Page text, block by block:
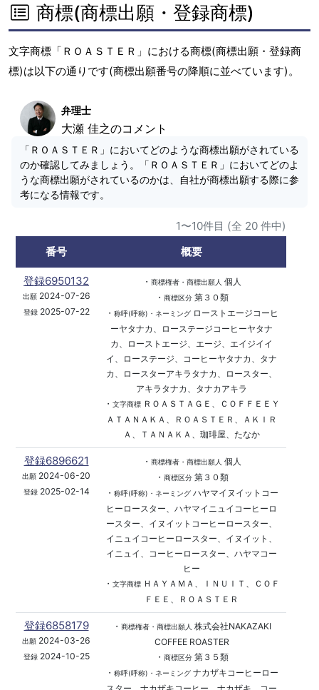
商標(商標出願・登録商標)
文字商標「ＲＯＡＳＴＥＲ」における商標(商標出願・登録商
標)は以下の通りです(商標出願番号の降順に並べています)。
弁理士
大瀬 佳之のコメント
「ＲＯＡＳＴＥＲ」においてどのような商標出願がされている
のか確認してみましょう。「ＲＯＡＳＴＥＲ」においてどのよ
うな商標出願がされているのかは、自社が商標出願する際に参
考になる情報です。
1〜10件目 (全 20 件中)
番号
概要
登録6950132
出願2024-07-26
登録2025-07-22
・ 商標権者・商標出願人 個人
・ 商標区分第３０類
・ 称呼(呼称)・ネーミングローストエージコーヒ
ーヤタナカ、ローステージコーヒーヤタナ
カ、ローストエージ、エージ、エイジイイ
イ、ローステージ、コーヒーヤタナカ、タナ
カ、ロースターアキラタナカ、ロースター、
アキラタナカ、タナカアキラ
・ 文字商標ＲＯＡＳＴＡＧＥ、ＣＯＦＦＥＥＹ
ＡＴＡＮＡＫＡ、ＲＯＡＳＴＥＲ、ＡＫＩＲ
Ａ、ＴＡＮＡＫＡ、珈琲屋、たなか
登録6896621
出願 2024-06-20
登録2025-02-14
・ 商標権者・商標出願人 個人
・ 商標区分第３０類
・ 称呼(呼称)・ネーミングハヤマイヌイットコー
ヒーロースター、ハヤマイニュイコーヒーロ
ースター、イヌイットコーヒーロースター、
イニュイコーヒーロースター、イヌイット、
イニュイ、コーヒーロースター、ハヤマコー
ヒー
・ 文字商標ＨＡＹＡＭＡ、ＩＮＵＩＴ、ＣＯＦ
ＦＥＥ、ＲＯＡＳＴＥＲ
登録6858179
出願 2024-03-26
登録2024-10-25
・ 商標権者・商標出願人 株式会社NAKAZAKI
COFFEE ROASTER
・ 商標区分第３５類
・ 称呼(呼称)・ネーミングナカザキコーヒーロー